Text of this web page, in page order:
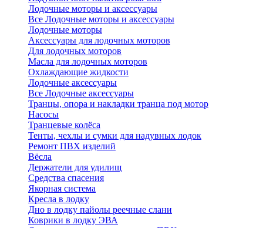
Лодочные моторы и аксессуары
Все Лодочные моторы и аксессуары
Лодочные моторы
Аксессуары для лодочных моторов
Для лодочных моторов
Масла для лодочных моторов
Охлаждающие жидкости
Лодочные аксессуары
Все Лодочные аксессуары
Транцы, опора и накладки транца под мотор
Насосы
Транцевые колёса
Тенты, чехлы и сумки для надувных лодок
Ремонт ПВХ изделий
Вёсла
Держатели для удилищ
Средства спасения
Якорная система
Кресла в лодку
Дно в лодку пайолы реечные слани
Коврики в лодку ЭВА